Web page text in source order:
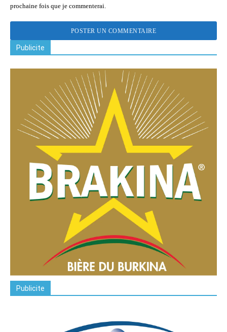
prochaine fois que je commenterai.
Publicite
Publicite